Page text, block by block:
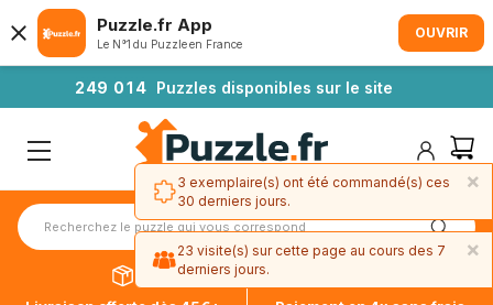
249 01 4 Puzzles disponibles sur le site
Puzzle.fr App
Le N°1 du Puzzle en France
OUVRIR
×
3 exemplaire(s) ont été commandé(s) ces
30 derniers jours.
×
23 visite(s) sur cette page au cours des 7
derniers jours.